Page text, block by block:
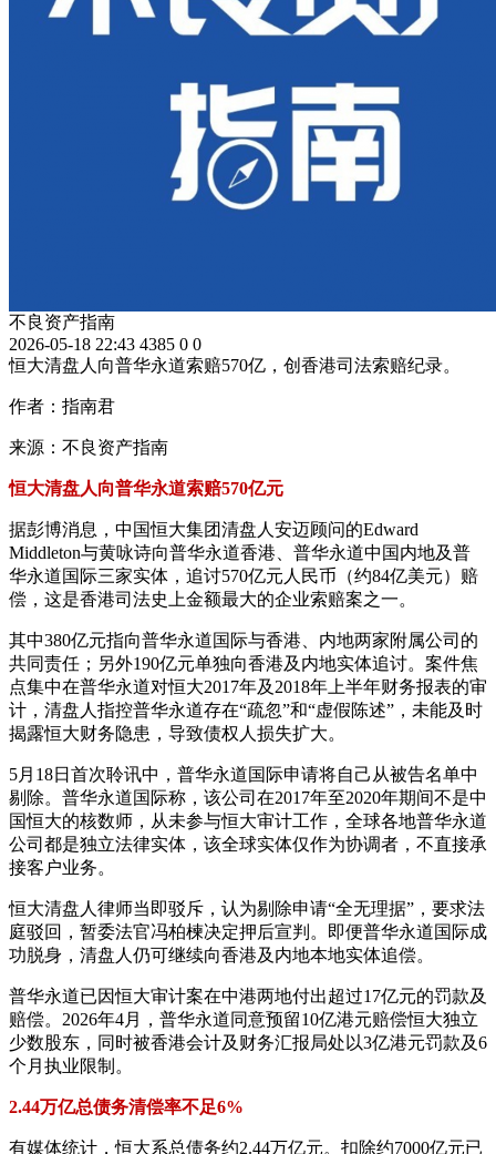
不良资产指南
2026-05-18 22:43 4385 0 0
恒大清盘人向普华永道索赔570亿，创香港司法索赔纪录。
作者：指南君
来源：不良资产指南
恒大清盘人向普华永道索赔570亿元
据彭博消息，中国恒大集团清盘人安迈顾问的Edward
Middleton与黄咏诗向普华永道香港、普华永道中国内地及普
华永道国际三家实体，追讨570亿元人民币（约84亿美元）赔
偿，这是香港司法史上金额最大的企业索赔案之一。
其中380亿元指向普华永道国际与香港、内地两家附属公司的
共同责任；另外190亿元单独向香港及内地实体追讨。案件焦
点集中在普华永道对恒大2017年及2018年上半年财务报表的审
计，清盘人指控普华永道存在“疏忽”和“虚假陈述”，未能及时
揭露恒大财务隐患，导致债权人损失扩大。
5月18日首次聆讯中，普华永道国际申请将自己从被告名单中
剔除。普华永道国际称，该公司在2017年至2020年期间不是中
国恒大的核数师，从未参与恒大审计工作，全球各地普华永道
公司都是独立法律实体，该全球实体仅作为协调者，不直接承
接客户业务。
恒大清盘人律师当即驳斥，认为剔除申请“全无理据”，要求法
庭驳回，暂委法官冯柏楝决定押后宣判。即便普华永道国际成
功脱身，清盘人仍可继续向香港及内地本地实体追偿。
普华永道已因恒大审计案在中港两地付出超过17亿元的罚款及
赔偿。2026年4月，普华永道同意预留10亿港元赔偿恒大独立
少数股东，同时被香港会计及财务汇报局处以3亿港元罚款及6
个月执业限制。
2.44万亿总债务清偿率不足6%
有媒体统计，恒大系总债务约2.44万亿元。扣除约7000亿元已